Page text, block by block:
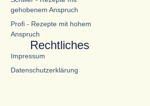
gehobenem Anspruch
Profi - Rezepte mit hohem
Anspruch
Rechtliches
Impressum
Datenschutzerklärung